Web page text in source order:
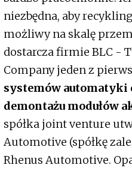
niezbędna, aby
możliwy na skalę
dostarcza firmie BLC -
Company jeden z
systemów automatyki
demontażu modułów
spółka joint venture
Automotive (spółkę
Rhenus Automotive.